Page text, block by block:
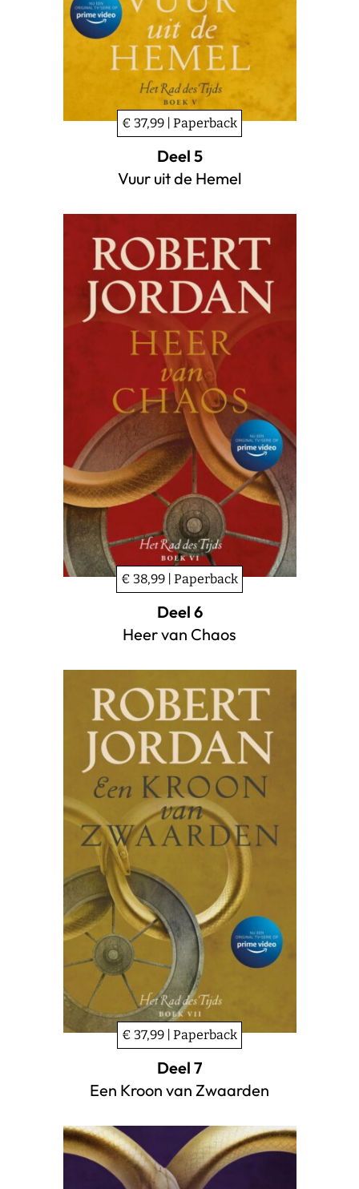
€ 37,99 | Paperback
Deel 5
Vuur uit de Hemel
€ 38,99 | Paperback
Deel 6
Heer van Chaos
€ 37,99 | Paperback
Deel 7
Een Kroon van Zwaarden